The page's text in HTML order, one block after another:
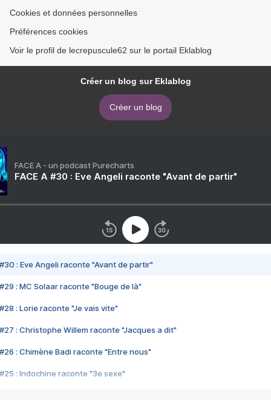
Cookies et données personnelles
Préférences cookies
Voir le profil de lecrepuscule62 sur le portail Eklablog
Créer un blog sur Eklablog
Créer un blog
FACE A - un podcast Purecharts
FACE A #30 : Eve Angeli raconte "Avant de partir"
#30 : Eve Angeli raconte "Avant de partir"
#29 : MC Solaar raconte "Bouge de là"
#28 : Lorie raconte "Je vais vite"
#27 : Christophe Willem raconte "Jacques a dit"
#26 : Chimène Badi raconte "Entre nous"
#25 : Indochine raconte "3e sexe"